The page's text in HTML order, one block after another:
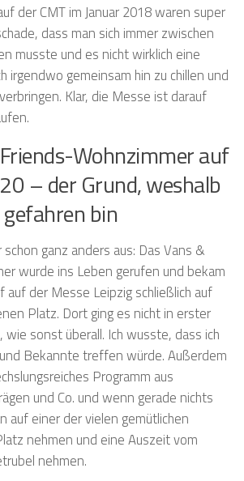
der CMT im Januar 2018 waren super
dass man sich immer zwischen
musste und es nicht wirklich eine
irgendwo gemeinsam hin zu chillen und
Klar, die Messe ist darauf
Wohnzimmer auf
– der Grund, weshalb
bin
schon ganz anders aus: Das Vans &
wurde ins Leben gerufen und bekam
auf der Messe Leipzig schließlich auf
Platz. Dort ging es nicht in erster
wie sonst überall. Ich wusste, dass ich
Bekannte treffen würde. Außerdem
Programm aus
und Co. und wenn gerade nichts
auf einer der vielen gemütlichen
nehmen und eine Auszeit vom
nehmen.